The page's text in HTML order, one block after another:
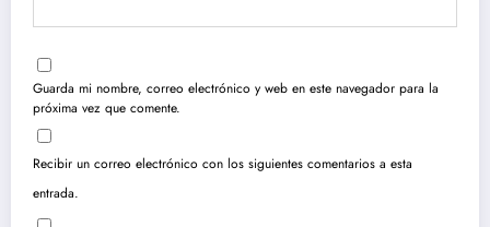
Guarda mi nombre, correo electrónico y web en este navegador para la
próxima vez que comente.
Recibir un correo electrónico con los siguientes comentarios a esta
entrada.